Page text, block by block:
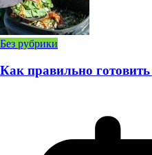
Без рубрики
Как правильно